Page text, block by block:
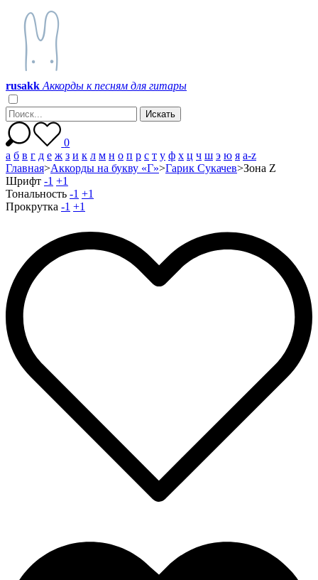
rusakk Аккорды к песням для гитары
0
а б в г д е ж з и к л м н о п р с т у ф х ц ч ш э ю я a-z
Главная>Аккорды на букву «Г»>Гарик Сукачев>Зона Z
Шрифт -1 +1
Тональность -1 +1
Прокрутка -1 +1